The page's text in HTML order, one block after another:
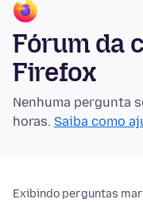
Fórum da
Firefox
Nenhuma pergunta
horas. Saiba como
Exibindo perguntas